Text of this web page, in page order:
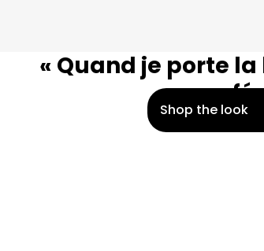
« Quand je porte
sens
Shop the look